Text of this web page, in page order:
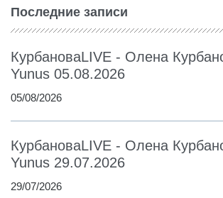
Последние записи
КурбановаLIVE - Олена
Yunus 05.08.2026
05/08/2026
КурбановаLIVE - Олена
Yunus 29.07.2026
29/07/2026